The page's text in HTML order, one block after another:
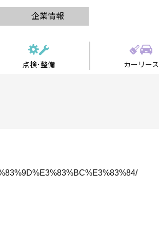
企業情報
点検･整備 カーリース